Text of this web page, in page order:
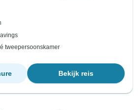
tweepersoonskamer
Bekijk reis